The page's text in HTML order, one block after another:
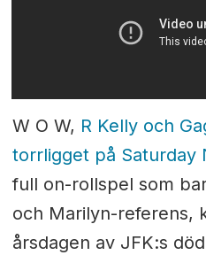
W O W, R Kelly och
torrligget på Saturday
full on-rollspel som
och Marilyn-referens,
årsdagen av JFK:s